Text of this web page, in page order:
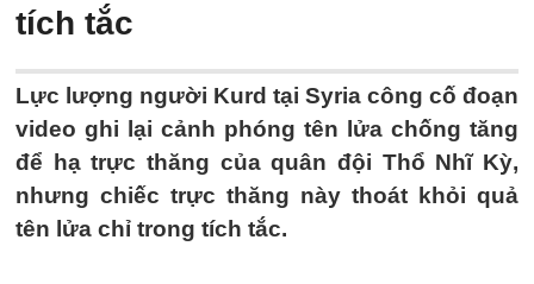
tích tắc
Lực lượng người Kurd tại Syria công cố đoạn
video ghi lại cảnh phóng tên lửa chống tăng
để hạ trực thăng của quân đội Thổ Nhĩ Kỳ,
nhưng chiếc trực thăng này thoát khỏi quả
tên lửa chỉ trong tích tắc.